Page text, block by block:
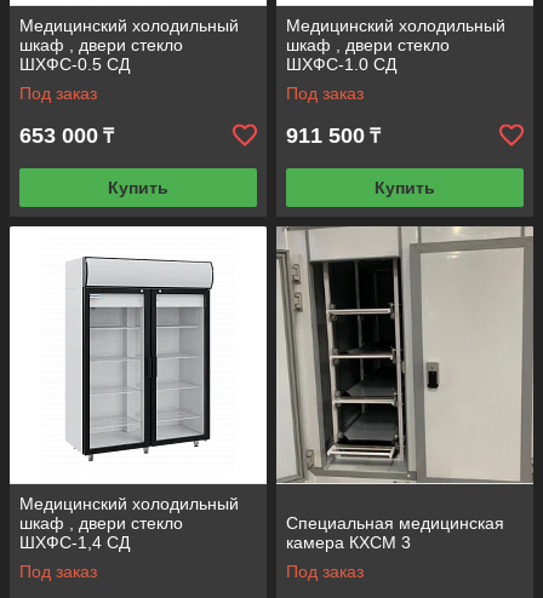
ассортименту, выбрать удобный способ
оплаты и доставки.
Как мы работаем
Заказ
Оформление заказа на сайте или по телефону.
Медицинский холодильный
шкаф , двери стекло
ШХФС-0.5 СД
Под заказ
653 000 ₸
Купить
Медицинский холодильный
шкаф , двери стекло
ШХФС-1.0 СД
Под заказ
911 500 ₸
Купить
Медицинский холодильный
шкаф , двери стекло
ШХФС-1,4 СД
Под заказ
Специальная медицинская
камера КХСМ 3
Под заказ